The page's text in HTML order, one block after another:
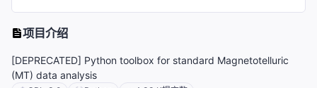
项目介绍
[DEPRECATED] Python toolbox for standard Magnetotelluric
(MT) data analysis